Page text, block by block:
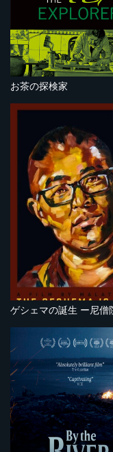
お茶の探検家